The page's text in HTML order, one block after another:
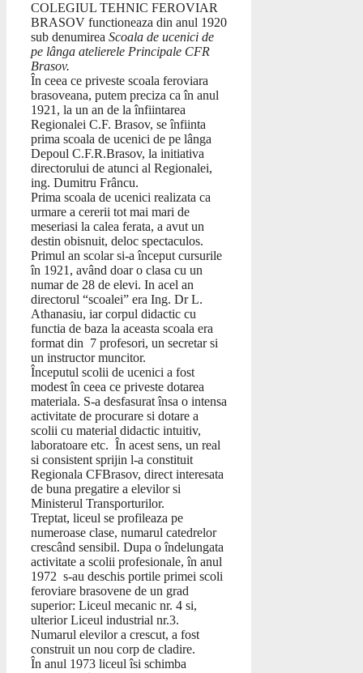
COLEGIUL TEHNIC FEROVIAR
BRASOV functioneaza din anul 1920
sub denumirea Scoala de ucenici de
pe lânga atelierele Principale CFR
Brasov.
În ceea ce priveste scoala feroviara
brasoveana, putem preciza ca în anul
1921, la un an de la înfiintarea
Regionalei C.F. Brasov, se înfiinta
prima scoala de ucenici de pe lânga
Depoul C.F.R.Brasov, la initiativa
directorului de atunci al Regionalei,
ing. Dumitru Frâncu.
Prima scoala de ucenici realizata ca
urmare a cererii tot mai mari de
meseriasi la calea ferata, a avut un
destin obisnuit, deloc spectaculos.
Primul an scolar si-a început cursurile
în 1921, având doar o clasa cu un
numar de 28 de elevi. In acel an
directorul “scoalei” era Ing. Dr L.
Athanasiu, iar corpul didactic cu
functia de baza la aceasta scoala era
format din 7 profesori, un secretar si
un instructor muncitor.
Începutul scolii de ucenici a fost
modest în ceea ce priveste dotarea
materiala. S-a desfasurat însa o intensa
activitate de procurare si dotare a
scolii cu material didactic intuitiv,
laboratoare etc. În acest sens, un real
si consistent sprijin l-a constituit
Regionala CFBrasov, direct interesata
de buna pregatire a elevilor si
Ministerul Transporturilor.
Treptat, liceul se profileaza pe
numeroase clase, numarul catedrelor
crescând sensibil. Dupa o îndelungata
activitate a scolii profesionale, în anul
1972 s-au deschis portile primei scoli
feroviare brasovene de un grad
superior: Liceul mecanic nr. 4 si,
ulterior Liceul industrial nr.3.
Numarul elevilor a crescut, a fost
construit un nou corp de cladire.
În anul 1973 liceul îsi schimba